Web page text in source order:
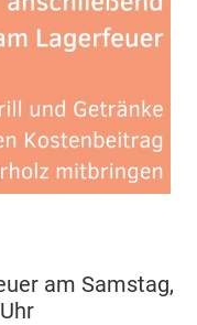
am Samstag,